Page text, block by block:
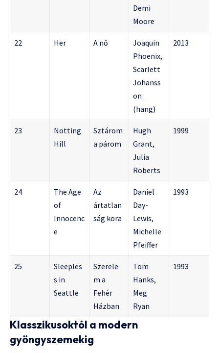
Demi
Moore
22 Her A nő
Joaquin
Phoenix,
Scarlett
Johanss
on
(hang)
2013
23
Notting
Hill
Sztárom
a párom
Hugh
Grant,
Julia
Roberts
1999
24
The Age
of
Innocenc
e
Az
ártatlan
ság kora
Daniel
Day-
Lewis,
Michelle
Pfeiffer
1993
25
Sleeples
s in
Seattle
Szerele
m a
Fehér
Házban
Tom
Hanks,
Meg
Ryan
1993
Klasszikusoktól a modern
gyöngyszemekig